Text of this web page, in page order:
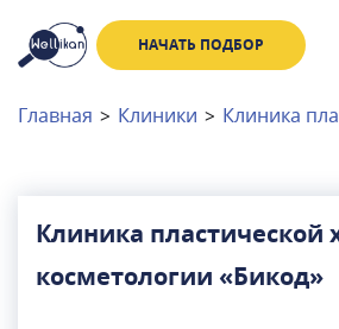
НАЧАТЬ ПОДБОР
Доктора
Клиники
Главная > Клиники >
Клиника пластической
косметологии «Бикод»